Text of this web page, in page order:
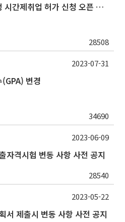
학생정보시스템 내 유학생 시간제취업 허가 신청 오픈 안내
28508
변경
34690
2023-07-31
자격시험 변동 사항 사전 공지
28540
2023-06-09
서 제출시 변동 사항 사전 공지
2023-05-22